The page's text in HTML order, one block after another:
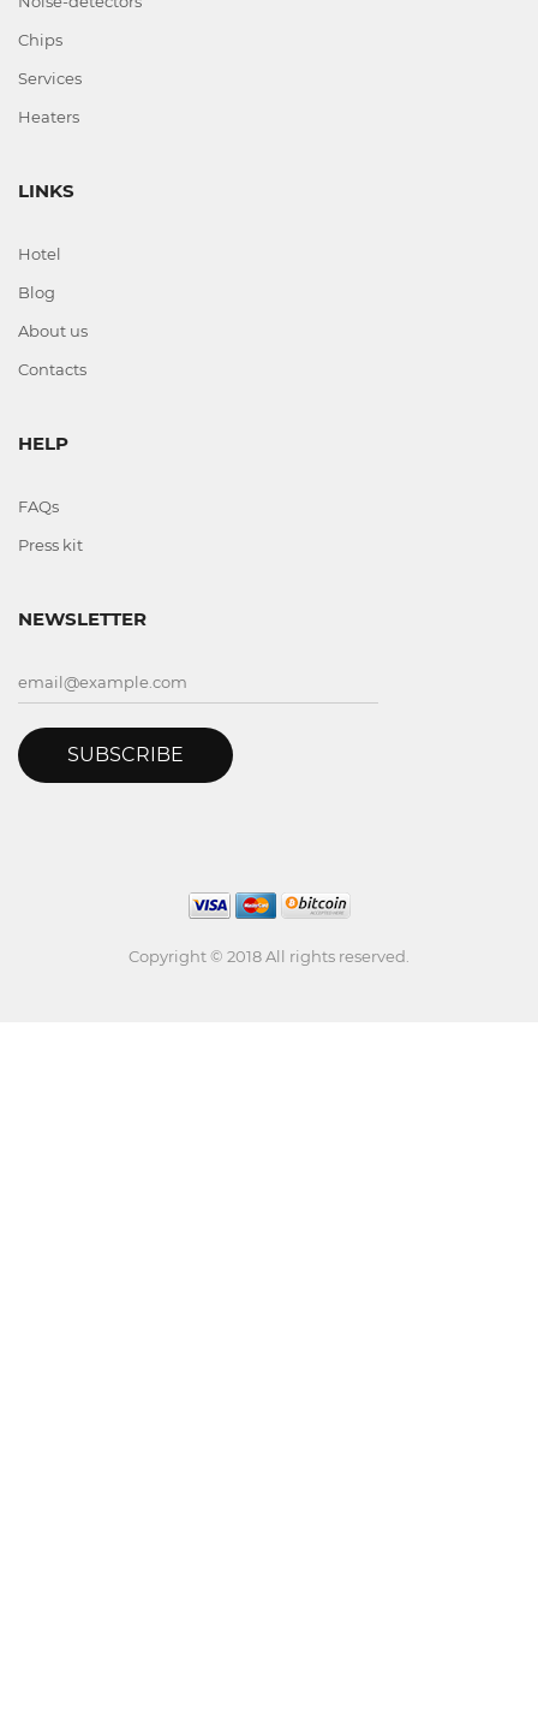
Chips
Services
Heaters
LINKS
Hotel
Blog
About us
Contacts
HELP
FAQs
Press kit
NEWSLETTER
SUBSCRIBE
Copyright © 2018 All rights reserved.